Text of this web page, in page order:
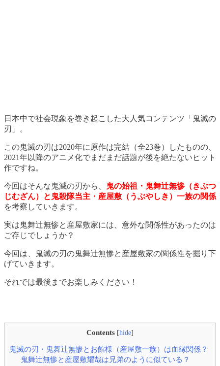
日本中で社会現象を巻き起こした大人気コンテンツ「鬼滅の
刃」。
この鬼滅の刃は2020年に原作は完結（全23巻）したものの、
2021年以降のアニメ化でまだまだ話題が後を絶たないヒット
作ですね。
今回はそんな鬼滅の刃から、
鬼の始祖・鬼舞辻無惨（きぶつ
じむざん）と鬼殺隊当主・産屋敷（うぶやしき）一族の関係
を考察していきます。
実は鬼舞辻無惨と産屋敷家には、意外な関係性があったのは
ご存じでしょうか？
今回は、鬼滅の刃の鬼舞辻無惨と産屋敷家の関係性を掘り下
げていきます。
それでは最後までお楽しみください！
Contents [hide]
鬼滅の刃・鬼舞辻無惨とお館様（産屋敷一族）は血縁関係？
鬼舞辻無惨と産屋敷耀哉は兄弟のように似ている？